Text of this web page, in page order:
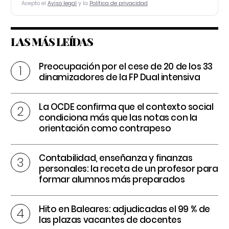
Acepto el Aviso legal y la Política de privacidad
LAS MÁS LEÍDAS
Preocupación por el cese de 20 de los 33
dinamizadores de la FP Dual intensiva
La OCDE confirma que el contexto social
condiciona más que las notas con la
orientación como contrapeso
Contabilidad, enseñanza y finanzas
personales: la receta de un profesor para
formar alumnos más preparados
Hito en Baleares: adjudicadas el 99 % de
las plazas vacantes de docentes